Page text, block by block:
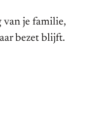
van je familie,
bezet blijft.